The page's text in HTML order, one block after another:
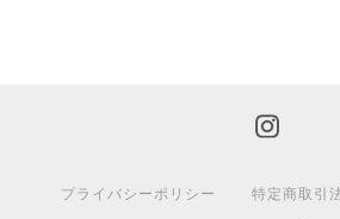
プライバシーポリシー 特定商取引